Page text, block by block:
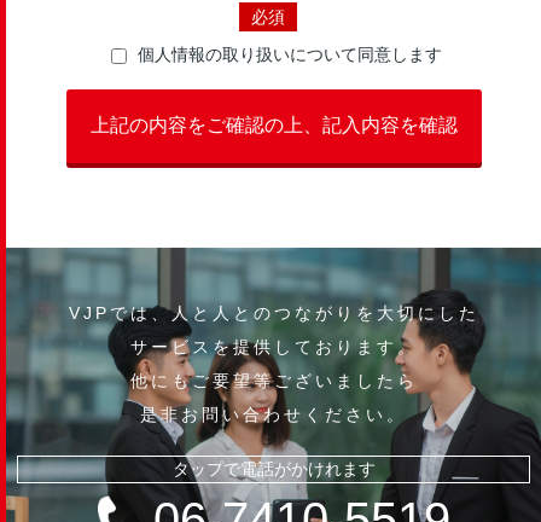
話番号の情報を利用します。 お申し込みに関する確認
の為に、氏名･メールアドレス･電話番号等の連絡手段の
情報を利用します。 弊社運営業務に必要な範囲内で、
情報の収集･分析等を行う委託先に対して、委託契約を
締結した上で、一部の個人情報を開示する場合がござい
ます。 なお、このような分析を行う場合は個人を特定
できる情報は含めません。 上記目的以外では利用しな
3.第三者への提供について
上記の場合または法律で定められている場合を除いて、
お客様の個人情報を当該申込者の同意を得ず第三者に開
示･提供することはございません。
4.個人情報の管理方法について
お預かりした個人情報への不正アクセス、紛失、改ざん
及び漏えい等を予防するため、合理的な安全対策を講じ
るとともに、必要な処置を講じます。
5.個人情報の開示･訂正･削除について
必須
個人情報の取り扱いについて同意します
VJPでは、人と人とのつながりを大切にした
サービスを提供しております。
他にもご要望等ございましたら
是非お問い合わせください。
タップで電話がかけれます